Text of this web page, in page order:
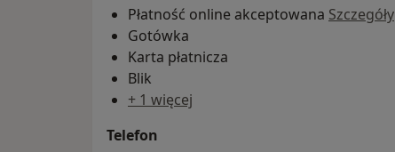
Płatność online akceptowana Szczegóły
Gotówka
Karta płatnicza
Blik
+ 1 więcej
Telefon